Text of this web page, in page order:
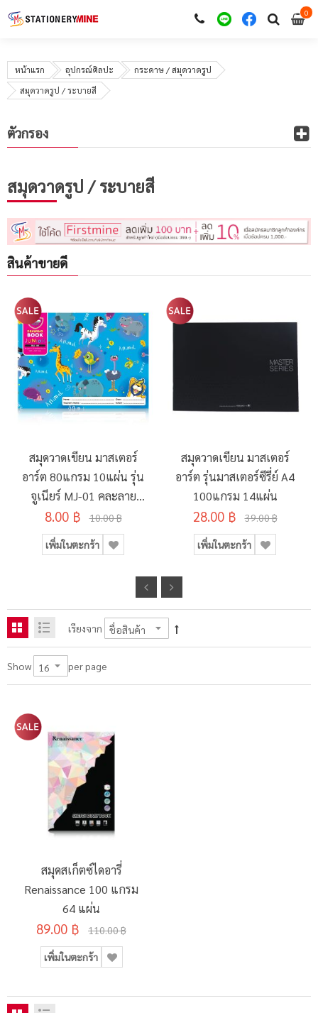
00
หน้าแรก อุปกรณ์ศิลปะ
กระดาษ / สมุดวาดรูป
สมุดวาดรูป / ระบายสี
สมุดวาดรูป / ระบายสี
สินค้าขายดี
สมุดวาดเขียน มาสเตอร์
อาร์ต 80แกรม 10แผ่น รุ่น
จูเนียร์ MJ-01 คละลาย
190x260มม.
8.00 ฿ 10.00 ฿
เพิ่มในตะกร้า
สมุดวาดเขียน มาสเตอร์
อาร์ต รุ่นมาสเตอร์ซีรี่ย์ A4
100แกรม 14แผ่น
28.00 ฿ 39.00 ฿
เพิ่มในตะกร้า
เรียงจาก
Show per page
สมุดสเก็ตซ์ไดอารี่
Renaissance 100 แกรม
64 แผ่น
89.00 ฿ 110.00 ฿
เพิ่มในตะกร้า
ตัวกรอง